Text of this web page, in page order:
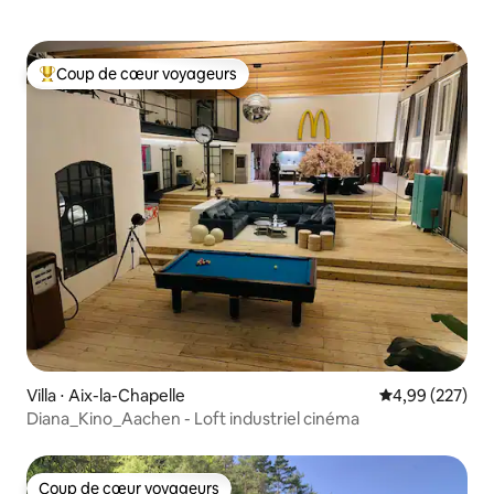
Coups de cœur voyageurs les plus appréciés
Coup de cœur voyageurs
Villa ⋅ Aix-la-Chapelle Évaluation
4,99 (227)
Diana_Kino_Aachen - Loft industriel cinéma
Coup de cœur voyageurs